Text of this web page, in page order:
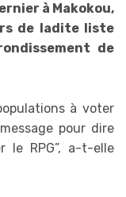
à Makokou,
de ladite liste
de
à voter
pour dire
le RPG”, a-t-elle